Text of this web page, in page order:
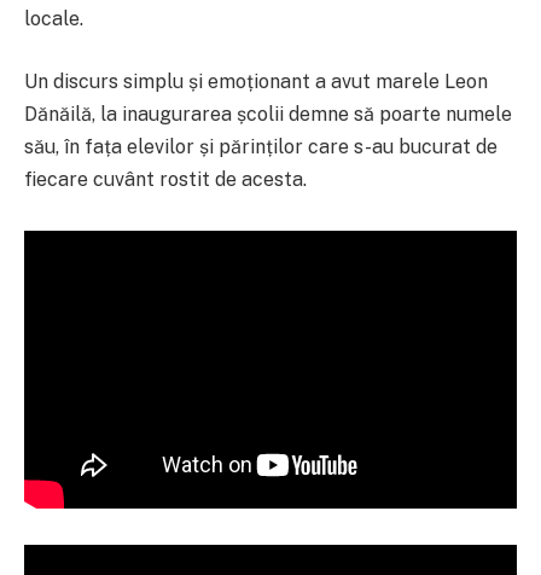
locale.
Un discurs simplu și emoționant a avut marele Leon
Dănăilă, la inaugurarea școlii demne să poarte numele
său, în fața elevilor și părinților care s-au bucurat de
fiecare cuvânt rostit de acesta.